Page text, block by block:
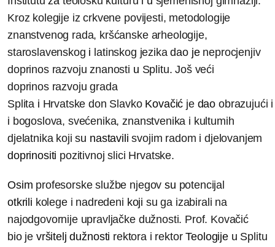
Kroz kolegije iz crkvene povijesti, metodologije
znanstvenog rada, kršćanske arheologije,
staroslavenskog i latinskog jezikadao je neprocjenjiv
doprinos razvoju znanosti u Splitu. Još veći
doprinos razvoju grada
Splita i Hrvatske don Slavko Kovačić je daoobrazujući
i bogoslova, svećenika, znanstvenika i kultumih
djelatnika kojisu nastavilisvojim radom i djelovanjem
doprinositi pozitivnoj slici Hrvatske.
Osim profesorske službe njegovsu potencijal
otkrili kolege i nadredeni koji su ga izabirali na
najodgovornije upravljačke dužnosti. Prof. Kovačić
bio je vršiteljdužnosti rektora i rektorTeologije u Splitu